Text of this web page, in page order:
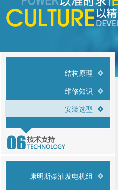
结构原理
维修知识
安装选型
康明斯柴油发电机组